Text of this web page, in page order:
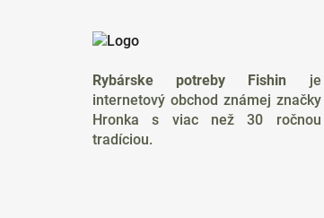
Rybárske potreby Fishin je
internetový obchod známej značky
Hronka s viac než 30 ročnou
tradíciou.